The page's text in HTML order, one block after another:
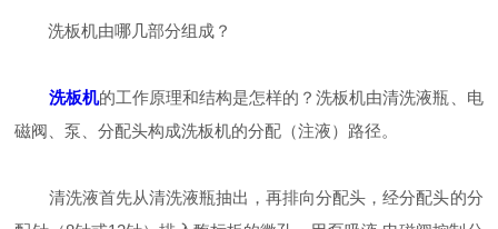
洗板机由哪几部分组成？
洗板机的工作原理和结构是怎样的？洗板机由清洗液瓶、电
磁阀、泵、分配头构成洗板机的分配（注液）路径。
清洗液首先从清洗液瓶抽出，再排向分配头，经分配头的分